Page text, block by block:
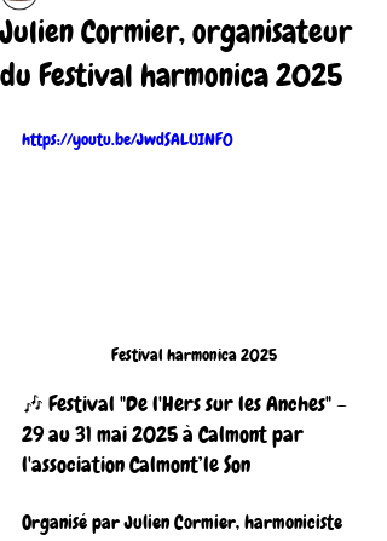
Julien Cormier, organisateur
du Festival harmonica 2025
https://youtu.be/JwdSALUINF0
Festival harmonica 2025
🎶 Festival "De l'Hers sur les Anches" –
29 au 31 mai 2025 à Calmont par
l'association Calmont’le Son
Organisé par Julien Cormier, harmoniciste